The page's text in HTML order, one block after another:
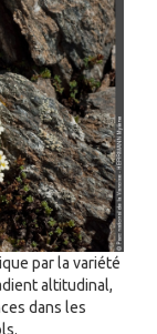
par la variété
altitudinal,
dans les